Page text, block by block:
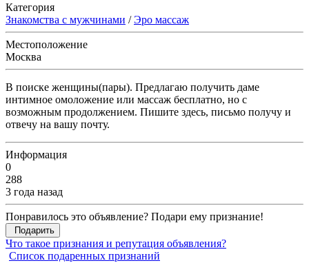
Категория
Знакомства с мужчинами /Эро массаж
Местоположение
Москва
В поиске женщины(пары). Предлагаю получить даме
интимное омоложение или массаж бесплатно, но с
возможным продолжением. Пишите здесь, письмо получу и
отвечу на вашу почту.
Информация
0
288
3 года назад
Понравилось это объявление? Подари ему признание!
Подарить
Что такое признания и репутация объявления?
Список подаренных признаний